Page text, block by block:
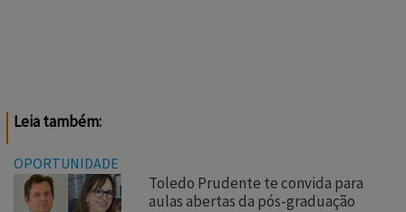
Leia também:
OPORTUNIDADE
Toledo Prudente te convida para
aulas abertas da pós-graduação